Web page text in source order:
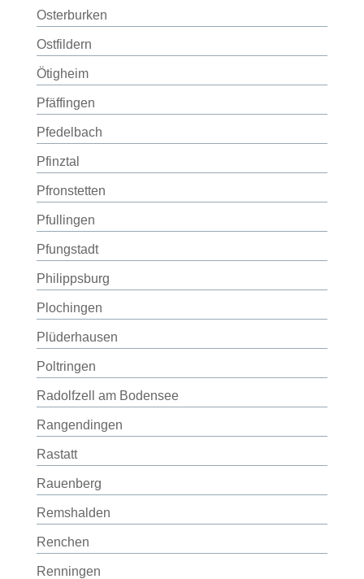
Osterburken
Ostfildern
Ötigheim
Pfäffingen
Pfedelbach
Pfinztal
Pfronstetten
Pfullingen
Pfungstadt
Philippsburg
Plochingen
Plüderhausen
Poltringen
Radolfzell am Bodensee
Rangendingen
Rastatt
Rauenberg
Remshalden
Renchen
Renningen